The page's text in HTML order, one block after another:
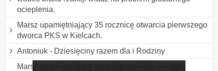
ocieplenia.
Marsz upamiętniający 35 rocznicę otwarcia pierwszego
dworca PKS w Kielcach.
Antoniuk - Dziesięciny razem dla i Rodziny
Marsz upamiętniający rocznicę spalenia świątyni